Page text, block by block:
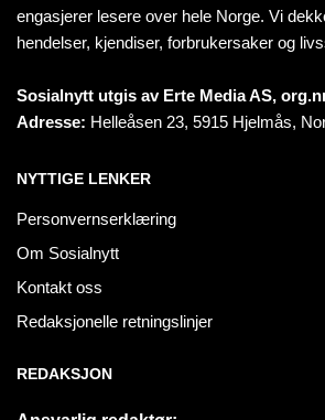
engasjerer lesere over hele Norge. Vi
hendelser, kjendiser, forbrukersaker og
Sosialnytt utgis av Erte Media AS,
Adresse: Helleåsen 23, 5915 Hjelmås,
NYTTIGE LENKER
Personvernserklæring
Om Sosialnytt
Kontakt oss
Redaksjonelle retningslinjer
REDAKSJON